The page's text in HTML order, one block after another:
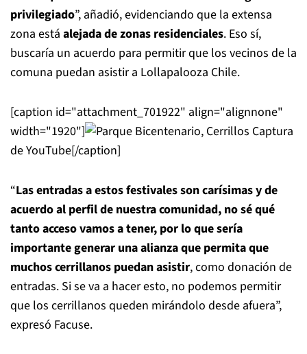
privilegiado”, añadió, evidenciando que la extensa
zona está alejada de zonas residenciales. Eso sí,
buscaría un acuerdo para permitir que los vecinos de la
comuna puedan asistir a Lollapalooza Chile.
[caption id="attachment_701922" align="alignnone"
width="1920"]
Captura
de YouTube[/caption]
“Las entradas a estos festivales son carísimas y de
acuerdo al perfil de nuestra comunidad, no sé qué
tanto acceso vamos a tener, por lo que sería
importante generar una alianza que permita que
muchos cerrillanos puedan asistir, como donación de
entradas. Si se va a hacer esto, no podemos permitir
que los cerrillanos queden mirándolo desde afuera”,
expresó Facuse.